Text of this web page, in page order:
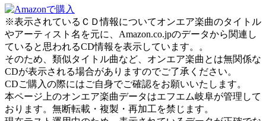
※表示されているＣＤ情報についてオンエア楽曲のタイトル
やアーティスト名を元に、Amazon.co.jpのデータから関連し
ていると思われるCD情報を表示しています。。
そのため、類似タイトル曲など、オンエア楽曲とは無関係な
CDが表示される場合がありますのでご了承ください。
CDご購入の際にはご自身でご確認をお願いいたします。
本ページ上のオンエア楽曲データはエフエム岐阜が管理して
おります。無断転載・複製・再加工を禁じます。